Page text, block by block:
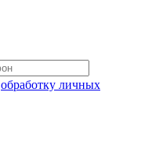
обработку личных